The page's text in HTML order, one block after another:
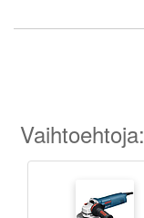
Vaihtoehtoja: